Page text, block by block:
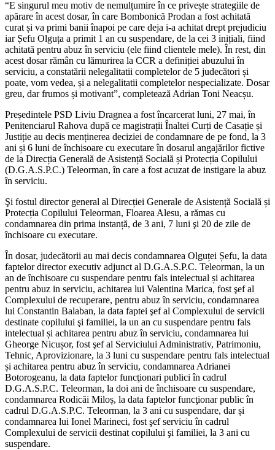
“E singurul meu motiv de nemulțumire în ce privește strategiile de
apărare în acest dosar, în care Bombonică Prodan a fost achitată
curat și va primi banii înapoi pe care deja i-a achitat drept prejudiciu
iar Șefu Olguța a primit 1 an cu suspendare, de la cei 3 inițiali, fiind
achitată pentru abuz în serviciu (ele fiind clientele mele). În rest, din
acest dosar rămân cu lămurirea la CCR a definiției abuzului în
serviciu, a constatării nelegalitatii completelor de 5 judecători și
poate, vom vedea, și a nelegalitatii completelor nespecializate. Dosar
greu, dar frumos și motivant”, completează Adrian Toni Neacșu.
Președintele PSD Liviu Dragnea a fost încarcerat luni, 27 mai, în
Penitenciarul Rahova după ce magistrații Înaltei Curți de Casație și
Justiție au decis menținerea deciziei de condamnare de pe fond, la 3
ani și 6 luni de închisoare cu executare în dosarul angajărilor fictive
de la Direcția Generală de Asistență Socială și Protecția Copilului
(D.G.A.S.P.C.) Teleorman, în care a fost acuzat de instigare la abuz
în serviciu.
Şi fostul director general al Direcției Generale de Asistență Socială și
Protecția Copilului Teleorman, Floarea Alesu, a rămas cu
condamnarea din prima instanță, de 3 ani, 7 luni şi 20 de zile de
închisoare cu executare.
În dosar, judecătorii au mai decis condamnarea Olguței Șefu, la data
faptelor director executiv adjunct al D.G.A.S.P.C. Teleorman, la un
an de închisoare cu suspendare pentru fals intelectual și achitarea
pentru abuz in serviciu, achitarea lui Valentina Marica, fost şef al
Complexului de recuperare, pentru abuz în serviciu, condamnarea
lui Constantin Balaban, la data faptei şef al Complexului de servicii
destinate copilului şi familiei, la un an cu suspendare pentru fals
intelectual și achitarea pentru abuz în serviciu, condamnarea lui
Gheorge Nicușor, fost şef al Serviciului Administrativ, Patrimoniu,
Tehnic, Aprovizionare, la 3 luni cu suspendare pentru fals intelectual
și achitarea pentru abuz în serviciu, condamnarea Adrianei
Botorogeanu, la data faptelor funcţionari publici în cadrul
D.G.A.S.P.C. Teleorman, la doi ani de închisoare cu suspendare,
condamnarea Rodicăi Miloș, la data faptelor funcţionar public în
cadrul D.G.A.S.P.C. Teleorman, la 3 ani cu suspendare, dar și
condamnarea lui Ionel Marineci, fost şef serviciu în cadrul
Complexului de servicii destinat copilului şi familiei, la 3 ani cu
suspendare.